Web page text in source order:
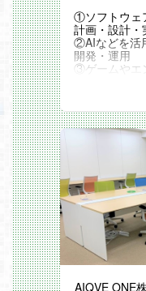
ることになり
◆仕事内容
お客様の品質
を立案し、
※1名〜30名
（既に稼働
ES営業含む）
【具体的な仕
・メンバー
・顧客との
・新規案件見
・セクショ
・品質課題
・プロジェ
・テスト設計
①ソフトウェ
計画・設計・
②AIなどを活
開発・運用
③ゲームやエ
テストエン
全般に携わ
◆ 製品毎の
◆ スケジュ
◆ ソフトウ
◆ 品質の分析
◆ バグ検出
◆ 自動化ツー
◆ 多端末検証
AIQVE ONE